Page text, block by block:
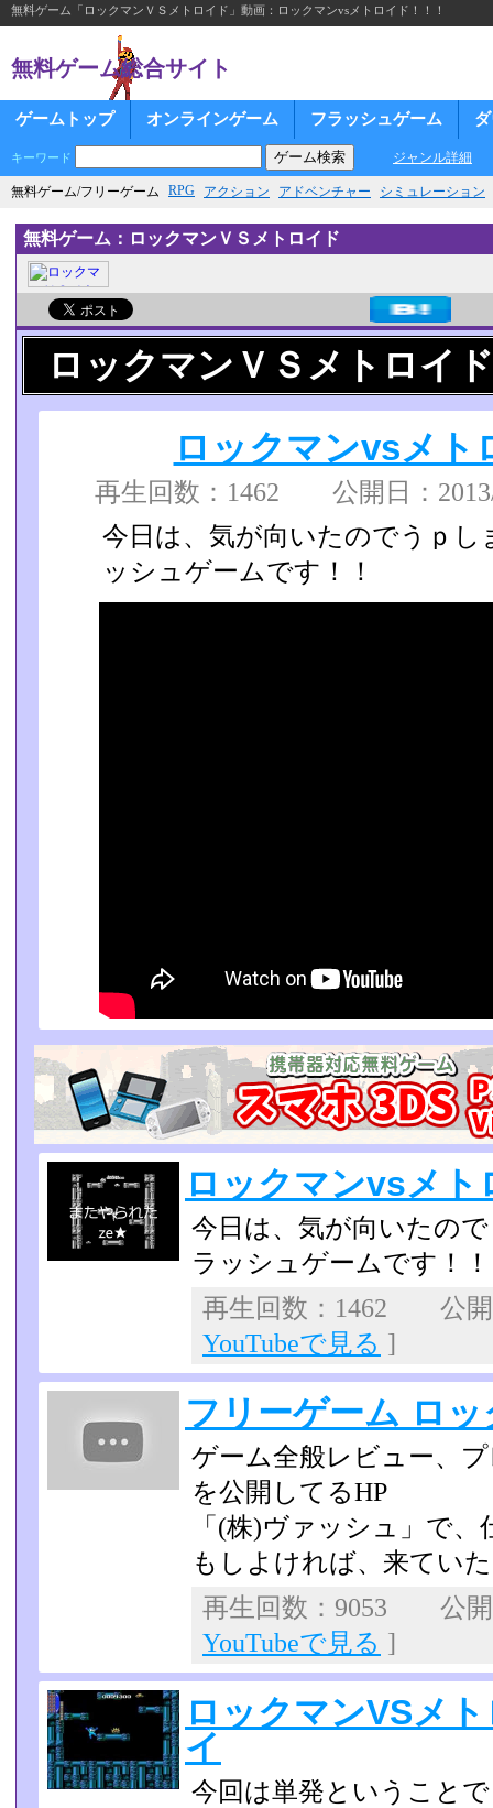
無料ゲーム「ロックマンＶＳメトロイド」動画：ロックマンvsメトロイド！！！
無料ゲーム総合サイト
ゲームトップ オンラインゲーム フラッシュゲーム
キーワード ジャンル詳細
無料ゲーム/フリーゲーム RPG アクション アドベンチャー シミュレーション
無料ゲーム：ロックマンＶＳメトロイド
ロックマンＶＳメトロイ
ロックマンvsメト
再生回数：1462 公開日：
今日は、気が向いたのでうｐ
ッシュゲームです！！
ロックマンvsメト
今日は、気が向いたの
ラッシュゲームです！！
再生回数：1462 公
YouTubeで見る ]
フリーゲーム ロ
ゲーム全般レビュー、
を公開してるHP
「(株)ヴァッシュ」で
もしよければ、来てい
再生回数：9053 公
YouTubeで見る ]
ロックマンVSメ
イ
今回は単発ということ